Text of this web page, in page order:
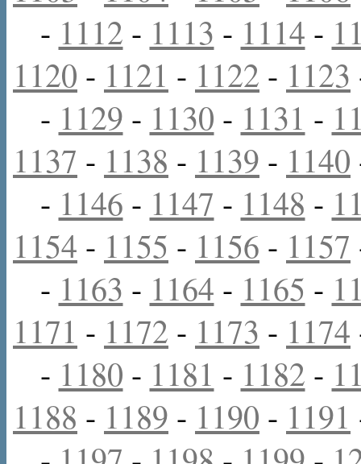
- 1112 - 1113 - 1114 -
1120 - 1121 - 1122 - 1123
- 1129 - 1130 - 1131 -
1137 - 1138 - 1139 - 1140
- 1146 - 1147 - 1148 -
1154 - 1155 - 1156 - 1157
- 1163 - 1164 - 1165 -
1171 - 1172 - 1173 - 1174
- 1180 - 1181 - 1182 -
1188 - 1189 - 1190 - 1191